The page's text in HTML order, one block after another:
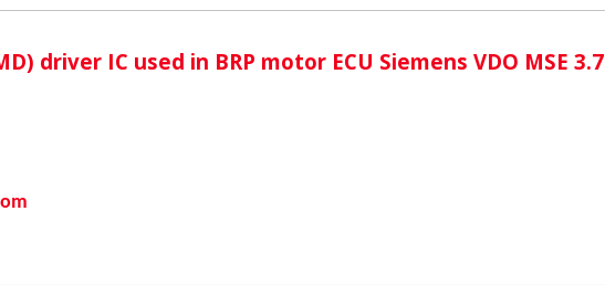
driver IC used in BRP motor ECU Siemens VDO MSE 3.7